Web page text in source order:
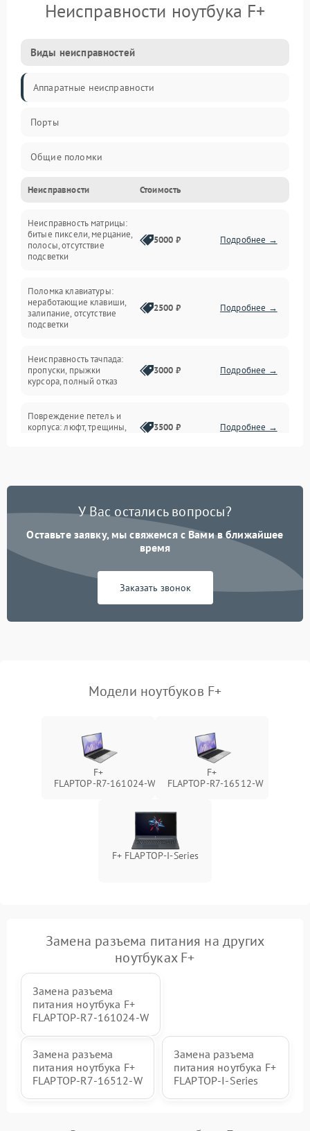
Неисправности ноутбука F+
Виды неисправностей
Аппаратные неисправности
Порты
Общие поломки
Устройства
Программные ошибки
Электрические и системные сбои
Интерфейсные проблемы
Батарея
Сеть и интернет
Неисправности Стоимость
Неисправность матрицы:
битые пиксели, мерцание,
полосы, отсутствие
подсветки
5000 ₽ Подробнее →
Поломка клавиатуры:
неработающие клавиши,
залипание, отсутствие
подсветки
2500 ₽ Подробнее →
Неисправность тачпада:
пропуски, прыжки
курсора, полный отказ
3000 ₽ Подробнее →
Повреждение петель и
корпуса: люфт, трещины,
3500 ₽ Подробнее →
быстрая разрядка,
2500 ₽ Подробнее →
Неисправность зарядного
питания
2000 ₽ Подробнее →
неисправности кулера
пропадание диска
оперативной памяти:
вылеты приложений,
Проблемы Wi‑Fi или
У Вас остались вопросы?
Оставьте заявку, мы свяжемся с Вами в ближайшее
время
Заказать звонок
Модели ноутбуков F+
F+
FLAPTOP‑R7‑161024‑W
F+
FLAPTOP‑R7‑16512‑W
F+ FLAPTOP-I-Series
Замена разъема питания на других
ноутбуках F+
Замена разъема
питания ноутбука F+
FLAPTOP‑R7‑161024‑W
Замена разъема
питания ноутбука F+
FLAPTOP‑R7‑16512‑W
Замена разъема
питания ноутбука F+
FLAPTOP-I-Series